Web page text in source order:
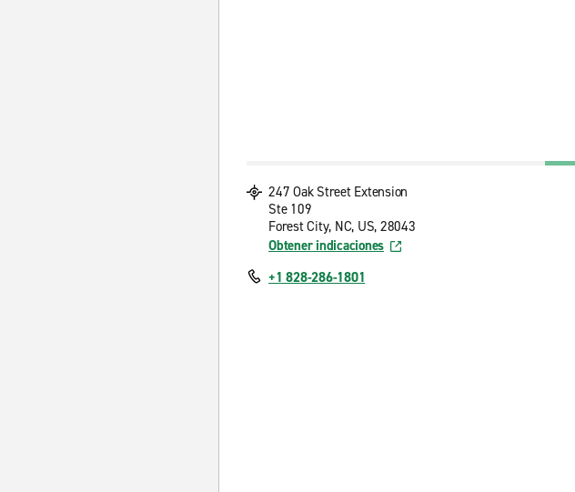
247 Oak Street Extension
Ste 109
Forest City, NC, US, 28043
Obtener indicaciones
+1 828-286-1801